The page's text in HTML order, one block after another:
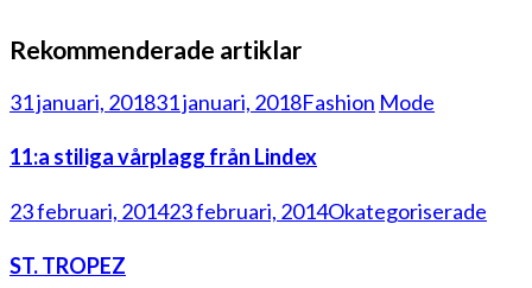
Rekommenderade artiklar
31 januari, 201831 januari, 2018Fashion Mode
11:a stiliga vårplagg från Lindex
23 februari, 201423 februari, 2014Okategoriserade
ST. TROPEZ